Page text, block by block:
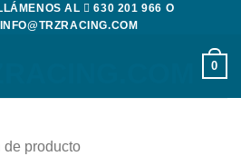
AL 630 201 966 O
INFO@TRZRACING.COM
0